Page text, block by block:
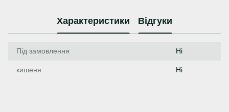
Характеристики Відгуки
Під замовлення Ні
кишеня Ні